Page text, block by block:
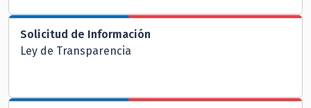
Solicitud de Información
Ley de Transparencia